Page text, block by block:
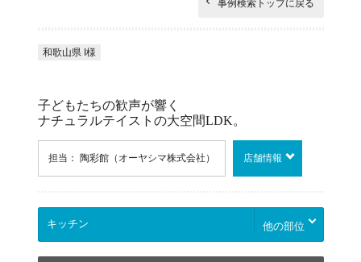
事例検索トップに戻る
和歌山県 I様
子どもたちの歓声が響く
ナチュラルテイストの大空間LDK。
担当： 陶彩館（オーヤシマ株式会社） 店舗情報
他の部位